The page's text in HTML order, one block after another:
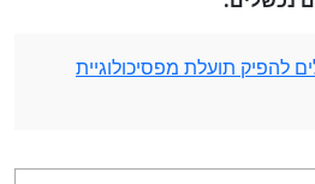
להפיק תועלת מפסיכולוגיית